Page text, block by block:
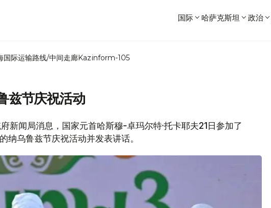
国际 哈萨克斯坦 政治
国际运输路线/中间走廊Kazinform-105
兹节庆祝活动
新闻局消息，国家元首哈斯穆-卓玛尔特·托卡耶夫21日参加了
纳乌鲁兹节庆祝活动并发表讲话。